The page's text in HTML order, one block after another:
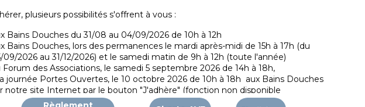
plusieurs possibilités s'offrent à vous :
Bains Douches du 31/08 au 04/09/2026 de 10h à 12h
Bains Douches, lors des permanences le mardi après-midi de 15h à 17h (du
09/2026 au 31/12/2026) et le samedi matin de 9h à 12h (toute l'année)
Forum des Associations, le samedi 5 septembre 2026 de 14h à 18h,
journée Portes Ouvertes, le 10 octobre 2026 de 10h à 18h aux Bains Douches
notre site Internet par le bouton "J'adhère" (fonction non disponible